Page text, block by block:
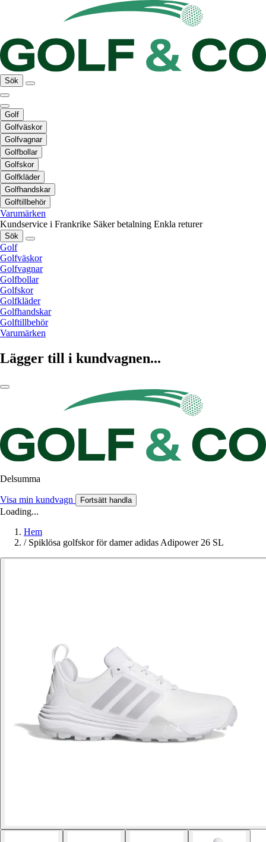
Sök
Golf
Golfväskor
Golfvagnar
Golfbollar
Golfskor
Golfkläder
Golfhandskar
Golftillbehör
Varumärken
Kundservice i Frankrike Säker betalning Enkla returer
Sök
Golf
Golfväskor
Golfvagnar
Golfbollar
Golfskor
Golfkläder
Golfhandskar
Golftillbehör
Varumärken
Lägger till i kundvagnen...
Delsumma
Visa min kundvagn Fortsätt handla
Loading...
Hem
/ Spiklösa golfskor för damer adidas Adipower 26 SL